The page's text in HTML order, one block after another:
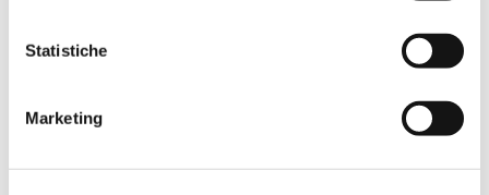
Statistiche
Marketing
PRODUIT
Protection thermique en fibre de